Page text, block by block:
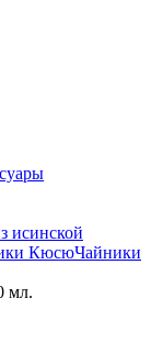
исинской
КюсюЧайники
мл.